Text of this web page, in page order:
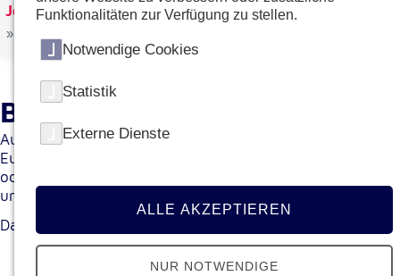
Johanniter Österreich
Spenden & Helfen
Babypaket
Auch mit einer Geldspende können Sie helfen. Mit 30
Euro können wir den Kleinsten helfen und mit Windeln
oder Babynahrung sowie Stramplern, Bodys und Socken
unterstützen.
Danke für Ihre Spende!
Funktionalitäten zur Verfügung zu stellen.
Notwendige Cookies
Statistik
Externe Dienste
ALLE AKZEPTIEREN
NUR NOTWENDIGE